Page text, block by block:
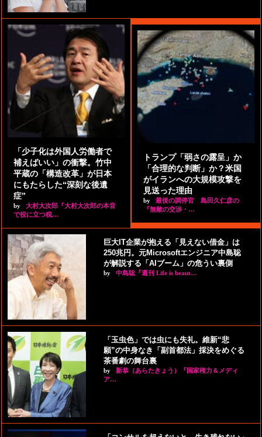
「少子化は外国人労働者で
補えばいい」の衝撃。竹中
平蔵の「構造改革」が日本
にもたらした“深刻な後遺
症”
by
大村大次郎『大村大次郎の本音
で役に立つ税…
トランプ「弱さの露呈」か
「合理的な判断」か？米国
がイランへの大規模攻撃を
見送った理由
by
最後の調停官 島田久仁彦の
『無敵の交渉・…
巨大IT企業が抱える「見えない借金」は
250兆円。元Microsoftエンジニア中島聡
が解説する「AIブーム」の危うい裏側
by 中島聡『週刊 Life is beaut…
「玉虫色」では虫にも失礼。維新“悲
願”の中身なき「副首都法」採決をめぐる
茶番劇の舞台裏
by
新恭（あらたきょう）『国家権力＆メディ
ア…